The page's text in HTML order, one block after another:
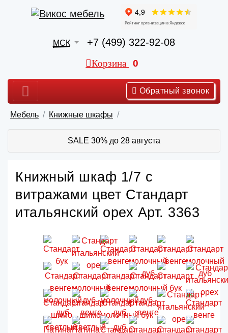
МСК +7 (499) 322-92-08
Корзина 0
Обратный звонок
Мебель Книжные шкафы
SALE 30% до 28 августа
Книжный шкаф 1/7 с
витражами цвет Стандарт
итальянский орех Арт. 3363